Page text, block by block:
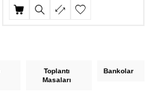
Toplantı
Masaları
Bankolar